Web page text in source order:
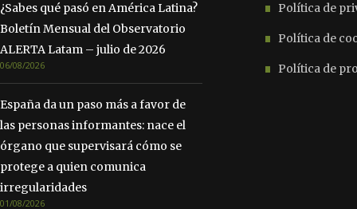
¿Sabes qué pasó en América Latina?
Boletín Mensual del Observatorio
ALERTA Latam – julio de 2026
06/08/2026
España da un paso más a favor de
las personas informantes: nace el
órgano que supervisará cómo se
protege a quien comunica
irregularidades
01/08/2026
Política de
Política de
Política de